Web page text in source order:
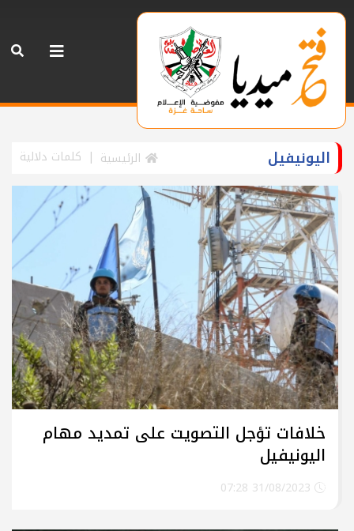
اليونيفيل الرئيسية كلمات دلالية
خلافات تؤجل التصويت على تمديد مهام
اليونيفيل